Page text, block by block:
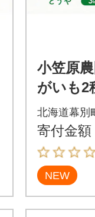
小笠原
がいも2
海こが
荷先行
0]
北海道幕別
寄付金額
NEW